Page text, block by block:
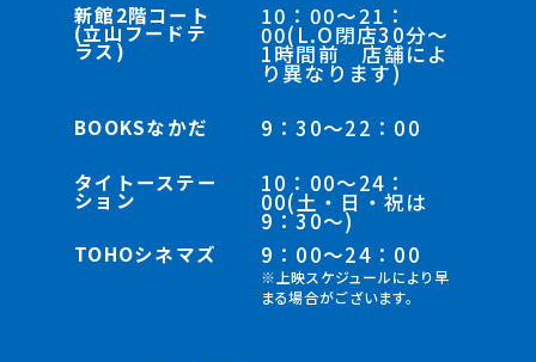
新館2階コート
(立山フードテ
ラス)
10：00～21：
00(L.O閉店30分～
1時間前 店舗によ
り異なります)
BOOKSなかだ 9：30～22：00
タイトーステー
ション
10：00～24：
00(土・日・祝は
9：30～)
TOHOシネマズ 9：00～24：00
※上映スケジュールにより早
まる場合がございます。